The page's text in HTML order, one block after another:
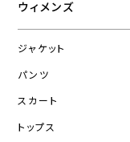
ウィメンズ
ジャケット
パンツ
スカート
トップス